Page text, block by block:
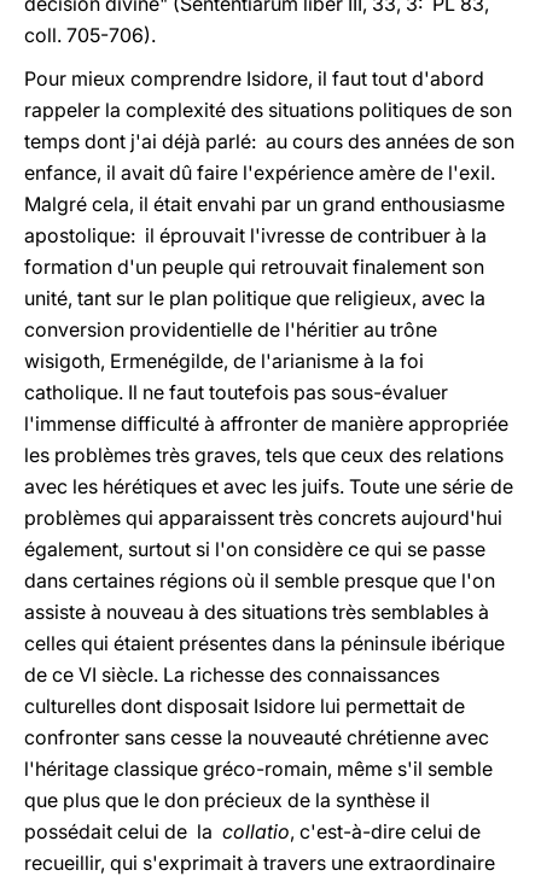
coll. 705-706).
Pour mieux comprendre Isidore, il faut tout d'abord
rappeler la complexité des situations politiques de son
temps dont j'ai déjà parlé: au cours des années de son
enfance, il avait dû faire l'expérience amère de l'exil.
Malgré cela, il était envahi par un grand enthousiasme
apostolique: il éprouvait l'ivresse de contribuer à la
formation d'un peuple qui retrouvait finalement son
unité, tant sur le plan politique que religieux, avec la
conversion providentielle de l'héritier au trône
wisigoth, Ermenégilde, de l'arianisme à la foi
catholique. Il ne faut toutefois pas sous-évaluer
l'immense difficulté à affronter de manière appropriée
les problèmes très graves, tels que ceux des relations
avec les hérétiques et avec les juifs. Toute une série de
problèmes qui apparaissent très concrets aujourd'hui
également, surtout si l'on considère ce qui se passe
dans certaines régions où il semble presque que l'on
assiste à nouveau à des situations très semblables à
celles qui étaient présentes dans la péninsule ibérique
de ce VI siècle. La richesse des connaissances
culturelles dont disposait Isidore lui permettait de
confronter sans cesse la nouveauté chrétienne avec
l'héritage classique gréco-romain, même s'il semble
que plus que le don précieux de la synthèse il
possédait celui de la collatio, c'est-à-dire celui de
recueillir, qui s'exprimait à travers une extraordinaire